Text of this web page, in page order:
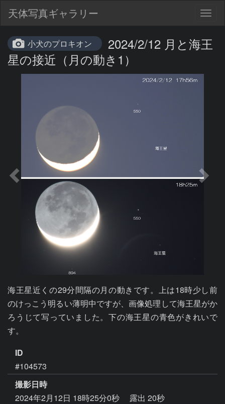
天体写真ギャラリー
小犬のプロキオン
2024/2/12 月と海王
星の接近（月の動き1）
海王星近くの29分間隔の月の動きです。上は18時少し前
のけっこう明るい薄明中ですが、画像処理して海王星がか
ろうじて写っていました。下の海王星の青色がきれいで
す。
ID
#104573
撮影日時
2024年2月12日 18時25分0秒
露出 20秒